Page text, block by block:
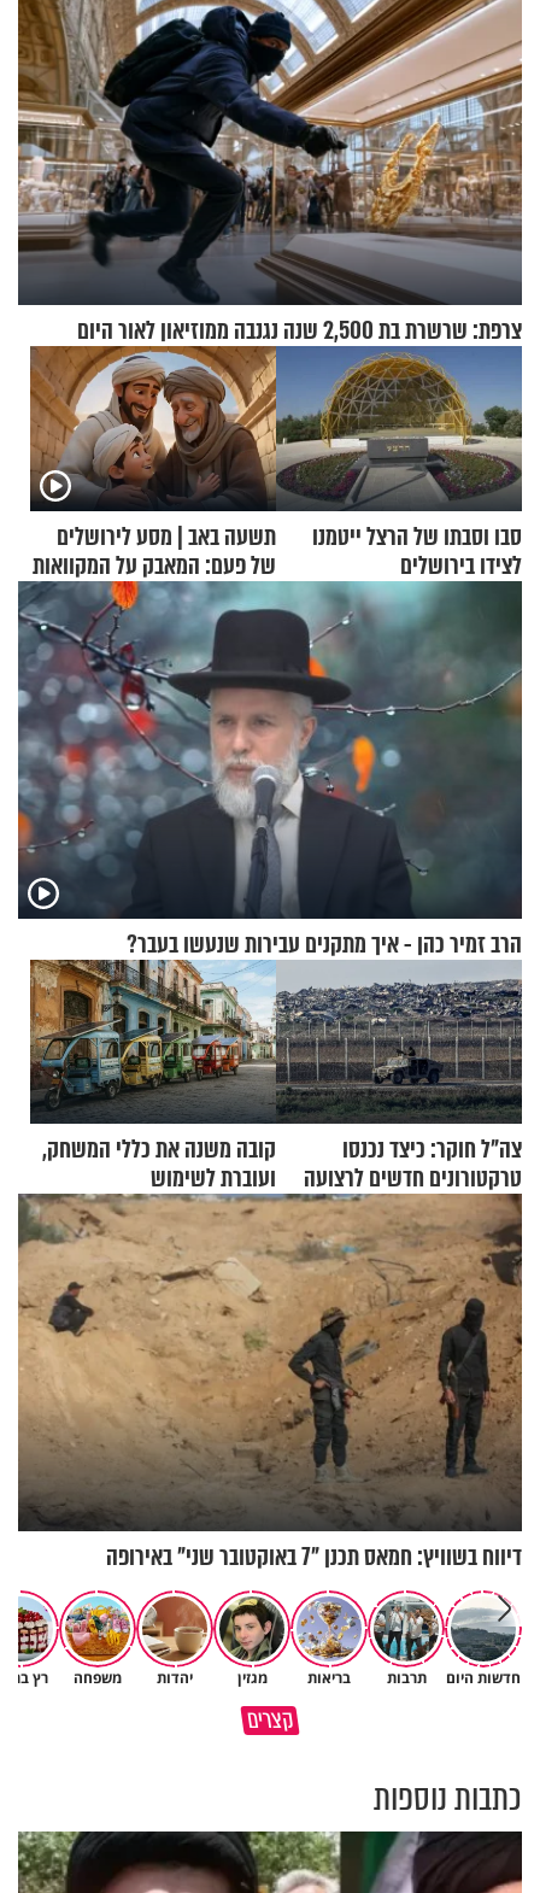
צרפת: שרשרת בת 2,500 שנה נגנבה ממוזיאון לאור היום
סבו וסבתו של הרצל ייטמנו
לצידו בירושלים
תשעה באב | מסע לירושלים
של פעם: המאבק על המקוואות
הרב זמיר כהן - איך מתקנים עבירות שנעשו בעבר?
צה"ל חוקר: כיצד נכנסו
טרקטורונים חדשים לרצועה
קובה משנה את כללי המשחק,
ועוברת לשימוש
בתלת־אופנועים סולאריים
דיווח בשוויץ: חמאס תכנן "7 באוקטובר שני" באירופה
חדשות היום תרבות בריאות מגזין יהדות משפחה רץ
קצריםמדוע האמונה נמשלה למלח?
גם ׳הרע׳ זה הרחמים של בורא
כתבות נוספות